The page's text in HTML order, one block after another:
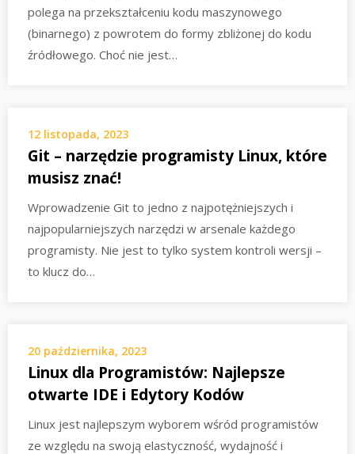
polega na przekształceniu kodu maszynowego
(binarnego) z powrotem do formy zbliżonej do kodu
źródłowego. Choć nie jest…
12 listopada, 2023
Git – narzędzie programisty Linux, które
musisz znać!
Wprowadzenie Git to jedno z najpotężniejszych i
najpopularniejszych narzędzi w arsenale każdego
programisty. Nie jest to tylko system kontroli wersji –
to klucz do…
20 października, 2023
Linux dla Programistów: Najlepsze
otwarte IDE i Edytory Kodów
Linux jest najlepszym wyborem wśród programistów
ze względu na swoją elastyczność, wydajność i